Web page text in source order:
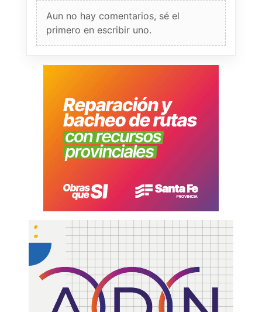
Aun no hay comentarios, sé el
primero en escribir uno.